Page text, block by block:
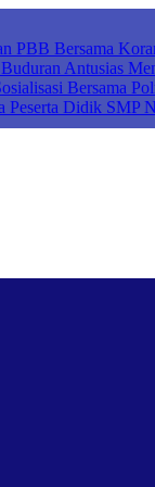
PBB Bersama
Antusias
Bersama
Peserta Didik SMP